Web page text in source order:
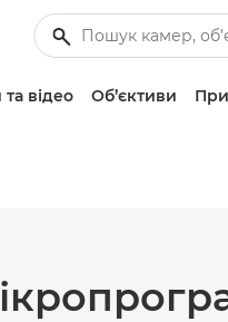
відео Об’єктиви